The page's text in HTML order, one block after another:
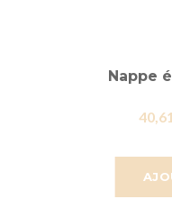
Nappe